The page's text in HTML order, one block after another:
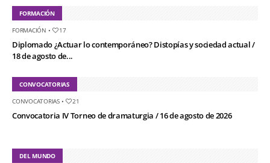
FORMACIÓN
FORMACIÓN • 17
Diplomado ¿Actuar lo contemporáneo? Distopías y sociedad actual /
18 de agosto de...
CONVOCATORIAS
CONVOCATORIAS• 21
Convocatoria IV Torneo de dramaturgia / 16 de agosto de 2026
DEL MUNDO